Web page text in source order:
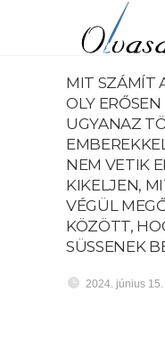
MIT SZÁMÍT
OLY
UGYANAZ
NEM VETIK
KIKELJEN,
VÉGÜL
KÖZÖTT,
SÜSSENEK
2024. június 15.